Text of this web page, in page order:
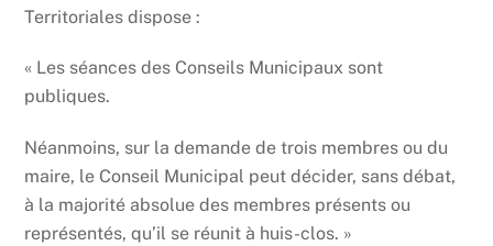
Territoriales dispose :
« Les séances des Conseils Municipaux sont
publiques.
Néanmoins, sur la demande de trois membres ou du
maire, le Conseil Municipal peut décider, sans débat,
à la majorité absolue des membres présents ou
représentés, qu’il se réunit à huis-clos. »